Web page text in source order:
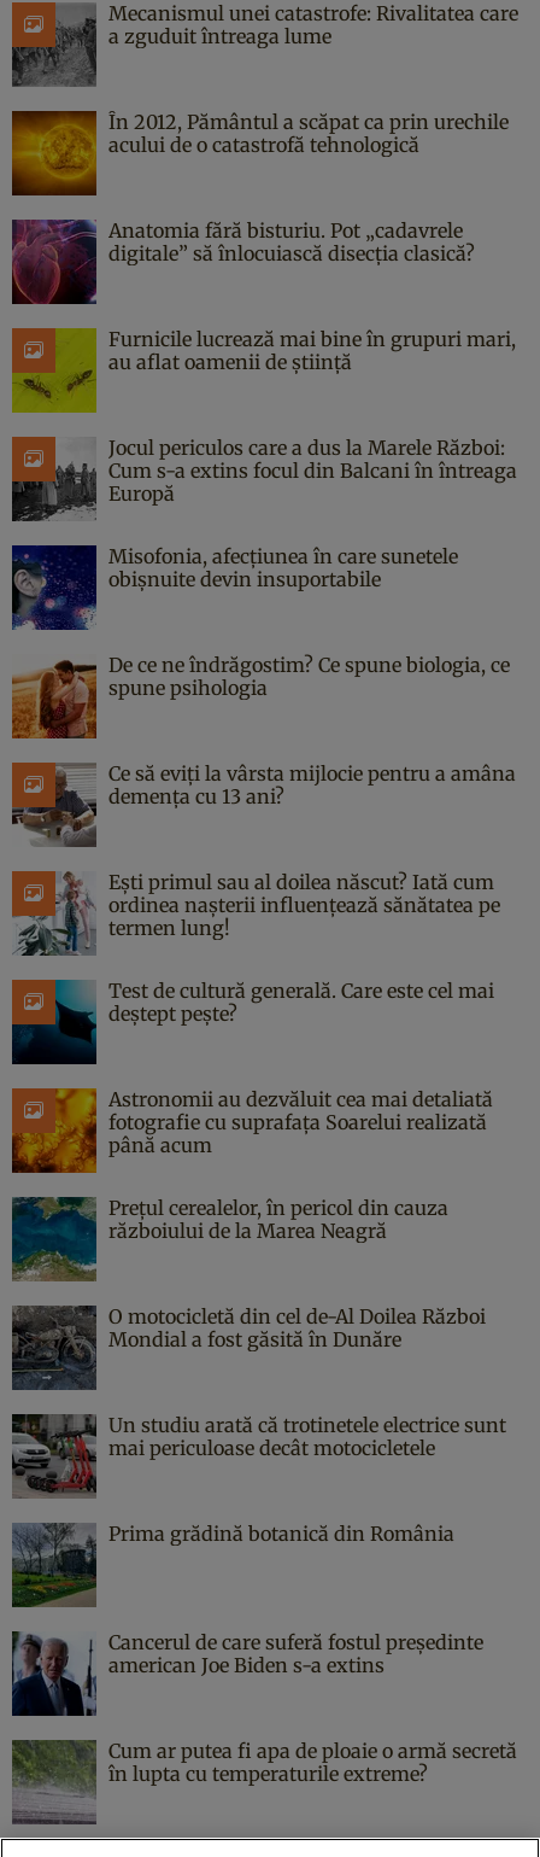
Mecanismul unei catastrofe: Rivalitatea care
a zguduit întreaga lume
În 2012, Pământul a scăpat ca prin urechile
acului de o catastrofă tehnologică
Anatomia fără bisturiu. Pot „cadavrele
digitale” să înlocuiască disecția clasică?
Furnicile lucrează mai bine în grupuri mari,
au aflat oamenii de știință
Jocul periculos care a dus la Marele Război:
Cum s-a extins focul din Balcani în întreaga
Europă
Misofonia, afecțiunea în care sunetele
obișnuite devin insuportabile
De ce ne îndrăgostim? Ce spune biologia, ce
spune psihologia
Ce să eviți la vârsta mijlocie pentru a amâna
demența cu 13 ani?
Ești primul sau al doilea născut? Iată cum
ordinea nașterii influențează sănătatea pe
termen lung!
Test de cultură generală. Care este cel mai
deștept pește?
Astronomii au dezvăluit cea mai detaliată
fotografie cu suprafața Soarelui realizată
până acum
Prețul cerealelor, în pericol din cauza
războiului de la Marea Neagră
O motocicletă din cel de-Al Doilea Război
Mondial a fost găsită în Dunăre
Un studiu arată că trotinetele electrice sunt
mai periculoase decât motocicletele
Prima grădină botanică din România
Cancerul de care suferă fostul președinte
american Joe Biden s-a extins
Cum ar putea fi apa de ploaie o armă secretă
în lupta cu temperaturile extreme?